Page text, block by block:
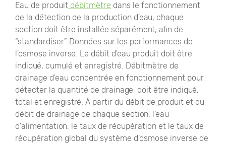
Eau de produit débitmètre dans le fonctionnement
de la détection de la production d'eau, chaque
section doit être installée séparément, afin de
“standardiser” Données sur les performances de
l'osmose inverse. Le débit d'eau produit doit être
indiqué, cumulé et enregistré. Débitmètre de
drainage d'eau concentrée en fonctionnement pour
détecter la quantité de drainage, doit être indiqué,
total et enregistré. À partir du débit de produit et du
débit de drainage de chaque section, l'eau
d'alimentation, le taux de récupération et le taux de
récupération global du système d'osmose inverse de